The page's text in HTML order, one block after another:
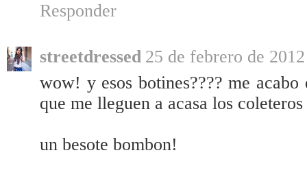
Responder
streetdressed 25 de febrero de
wow! y esos botines???? me
que me lleguen a acasa los
un besote bombon!